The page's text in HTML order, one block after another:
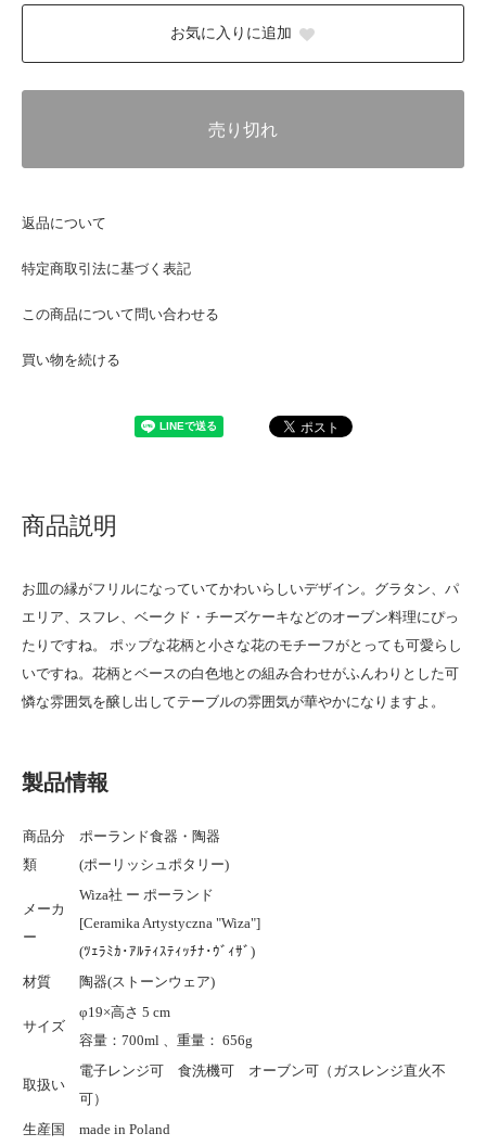
お気に入りに追加
売り切れ
返品について
特定商取引法に基づく表記
この商品について問い合わせる
買い物を続ける
商品説明
お皿の縁がフリルになっていてかわいらしいデザイン。グラタン、パ
エリア、スフレ、ベークド・チーズケーキなどのオーブン料理にぴっ
たりですね。 ポップな花柄と小さな花のモチーフがとっても可愛らし
いですね。花柄とベースの白色地との組み合わせがふんわりとした可
憐な雰囲気を醸し出してテーブルの雰囲気が華やかになりますよ。
製品情報
商品分
類
ポーランド食器・陶器
(ポーリッシュポタリー)
メーカ
ー
Wiza社 ー ポーランド
[Ceramika Artystyczna "Wiza"]
(ﾂｪﾗﾐｶ･ｱﾙﾃｨｽﾃｨｯﾁﾅ･ｳﾞｨｻﾞ)
材質
陶器(ストーンウェア)
サイズ
φ19×高さ 5 cm
容量：700ml 、重量： 656g
取扱い
電子レンジ可 食洗機可 オーブン可（ガスレンジ直火不
可）
生産国
made in Poland